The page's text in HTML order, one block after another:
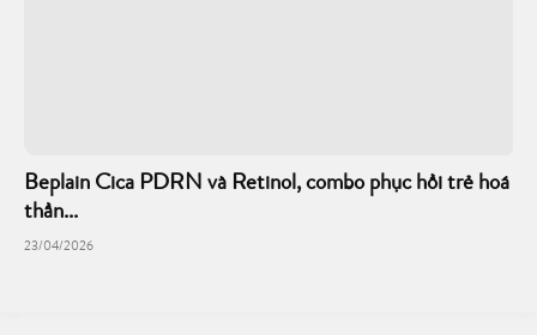
Beplain Cica PDRN và Retinol, combo phục hồi trẻ hoá
thần...
23/04/2026